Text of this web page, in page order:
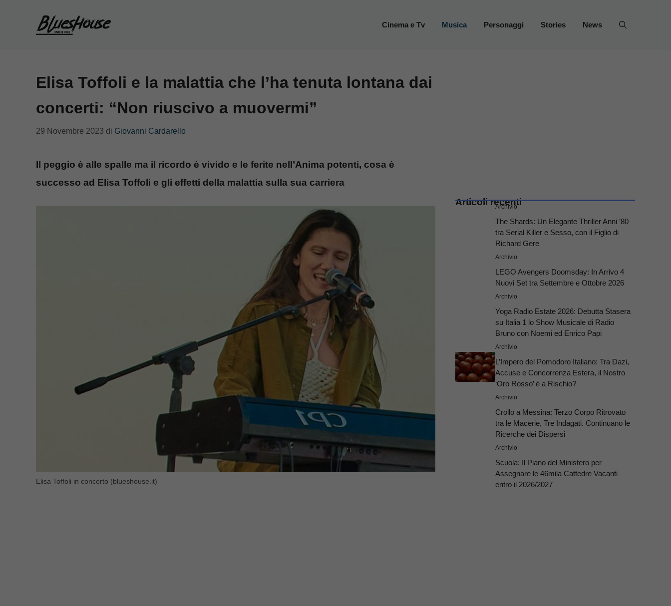
Cinema e Tv Musica Personaggi Stories News
Elisa Toffoli e la malattia che l’ha tenuta lontana dai
concerti: “Non riuscivo a muovermi”
29 Novembre 2023 di Giovanni Cardarello
Il peggio è alle spalle ma il ricordo è vivido e le ferite nell’Anima potenti, cosa è
successo ad Elisa Toffoli e gli effetti della malattia sulla sua carriera
Elisa Toffoli in concerto (blueshouse.it)
Articoli recenti
Archivio
The Shards: Un Elegante Thriller Anni ’80
tra Serial Killer e Sesso, con il Figlio di
Richard Gere
Archivio
LEGO Avengers Doomsday: In Arrivo 4
Nuovi Set tra Settembre e Ottobre 2026
Archivio
Yoga Radio Estate 2026: Debutta Stasera
su Italia 1 lo Show Musicale di Radio
Bruno con Noemi ed Enrico Papi
Archivio
L’Impero del Pomodoro Italiano: Tra Dazi,
Accuse e Concorrenza Estera, il Nostro
‘Oro Rosso’ è a Rischio?
Archivio
Crollo a Messina: Terzo Corpo Ritrovato
tra le Macerie, Tre Indagati. Continuano le
Ricerche dei Dispersi
Archivio
Scuola: Il Piano del Ministero per
Assegnare le 46mila Cattedre Vacanti
entro il 2026/2027